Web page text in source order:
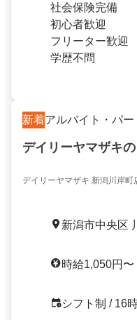
社会保険完備
初心者歓迎
フリーター歓迎
学歴不問
新着アルバイト・パー
デイリーヤマザキ
デイリーヤマザキ 新潟川岸町
新潟市中央区
時給1,050円
シフト制 / 16